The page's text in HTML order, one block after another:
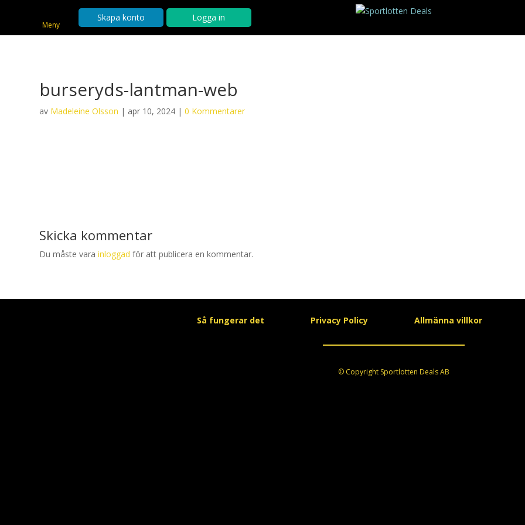
Meny
Skapa konto Logga in
burseryds-lantman-web
av Madeleine Olsson | apr 10, 2024 |0 Kommentarer
Skicka kommentar
Du måste varainloggad för att publicera en kommentar.
Så fungerar det Privacy Policy Allmänna villkor
© Copyright Sportlotten Deals AB